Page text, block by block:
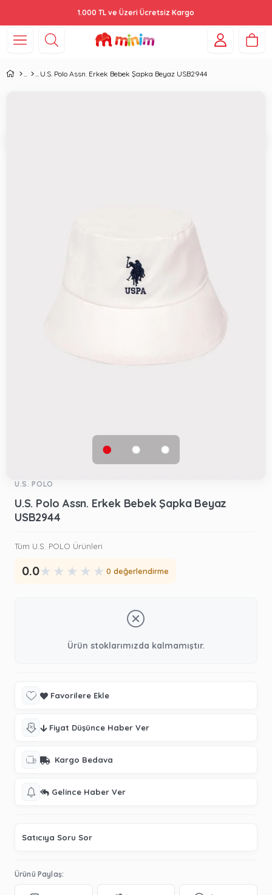
1.000 TL ve Üzeri Ücretsiz Kargo
U.S. Polo Assn. Erkek Bebek Şapka Beyaz USB2944
U.S. POLO
U.S. Polo Assn. Erkek Bebek Şapka Beyaz
USB2944
Tüm U.S. POLO Ürünleri
0.0★ ★ ★ ★ ★ 0 değerlendirme
Ürün stoklarımızda kalmamıştır.
Favorilere Ekle
Fiyat Düşünce Haber Ver
Kargo Bedava
Gelince Haber Ver
Satıcıya Soru Sor
Ürünü Paylaş: